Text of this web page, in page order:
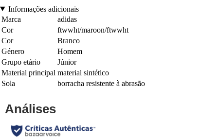
Informações adicionais
Marca
adidas
Cor
ftwwht/maroon/ftwwht
Cor
Branco
Género
Homem
Grupo etário
Júnior
Material principal material sintético
Sola
borracha resistente à abrasão